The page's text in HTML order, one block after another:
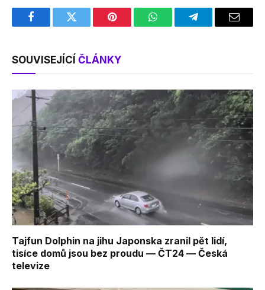
FacebookTwitter Pinterest WhatsAppTelegramEmail
SOUVISEJÍCÍ ČLÁNKY
Tajfun Dolphin na jihu Japonska zranil pět lidí,
tisíce domů jsou bez proudu — ČT24 — Česká
televize